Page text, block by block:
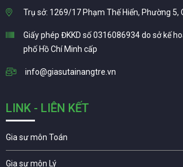
Trụ sở: 1269/17 Phạm Thế Hiển, Phường 5,
Giấy phép ĐKKD số 0316086934 do sở kế
phố Hồ Chí Minh cấp
info@giasutainangtre.vn
LINK - LIÊN KẾT
Gia sư môn Toán
Gia sư môn Lý